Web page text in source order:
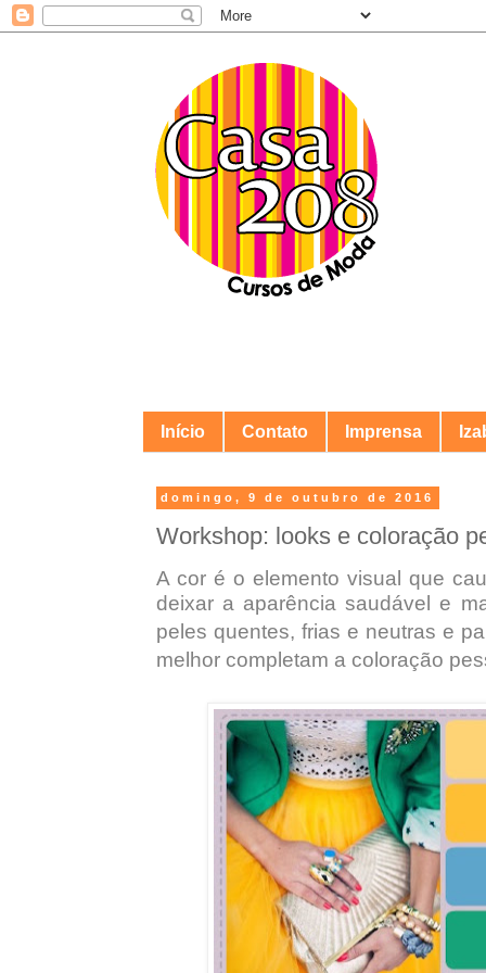
Início Contato Imprensa
domingo, 9 de outubro de 2016
Workshop: looks e coloração
A cor é o elemento visual que
deixar a aparência saudável e
peles quentes, frias e neutras e
melhor completam a coloração